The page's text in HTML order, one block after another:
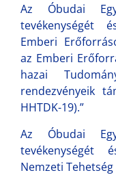
Az Óbudai
tevékenységét
Emberi
az Emberi
hazai
rendezvényeik
HHTDK-19).”
Az Óbudai
tevékenységét
Nemzeti